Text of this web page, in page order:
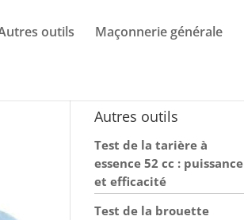
outils Maçonnerie générale
Autres outils
Test de la tarière à
essence 52 cc : puissance
et efficacité
Test de la brouette